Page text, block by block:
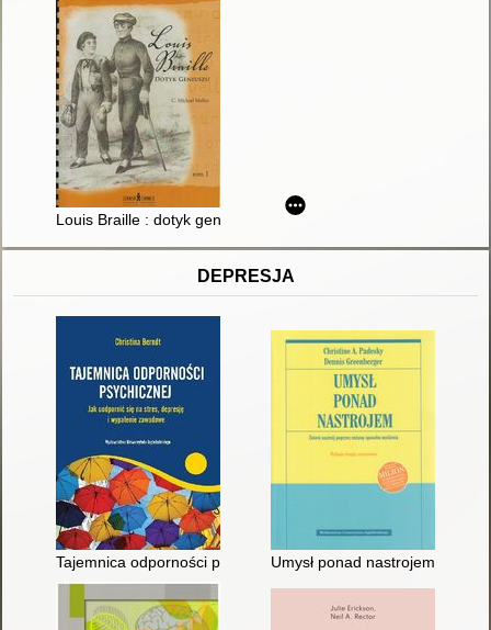
Louis Braille : dotyk geniuszu. T. 1
DEPRESJA
Tajemnica odporności psychicznej : jak uodpornić się na
Umysł ponad nastrojem :